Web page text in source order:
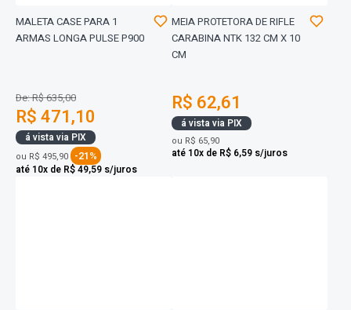
MALETA CASE PARA 1
ARMAS LONGA PULSE P900
De: R$ 635,00
R$ 471,10
á vista via PIX
ou R$ 495,90 -21%
até 10x de R$ 49,59 s/juros
MEIA PROTETORA DE RIFLE
CARABINA NTK 132 CM X 10
CM
R$ 62,61
á vista via PIX
ou R$ 65,90
até 10x de R$ 6,59 s/juros